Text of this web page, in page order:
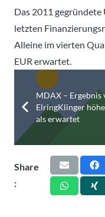
Das 2011
letzten
Alleine im vierten
EUR erwartet.
MDAX – Ergebnis
ElringKlinger
als erwartet
Share
: